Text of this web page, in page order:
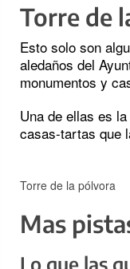
Torre de
Esto solo son
aledaños del
monumentos y
Una de ellas es
casas-tartas que
Torre de la pólvora
Mas
Lo que las